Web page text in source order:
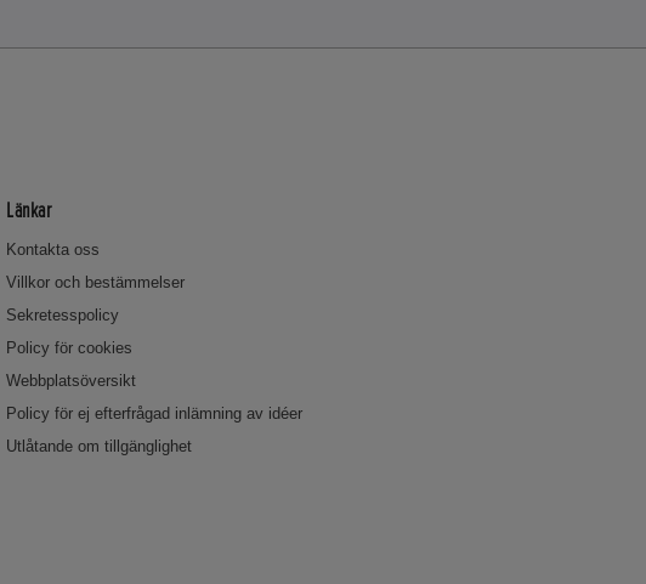
Länkar
Kontakta oss
Villkor och bestämmelser
Sekretesspolicy
Policy för cookies
Webbplatsöversikt
Policy för ej efterfrågad inlämning av idéer
Utlåtande om tillgänglighet